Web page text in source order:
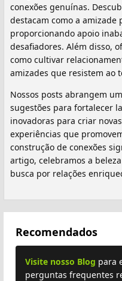
conexões genuínas.
destacam como a
proporcionando apoio
desafiadores. Além disso,
como cultivar
amizades que resistem ao
Nossos posts abrangem
sugestões para fortalecer
inovadoras para criar
experiências que
construção de conexões
artigo, celebramos a
busca por relações
Recomendados
Visite nosso Blog para
perguntas frequentes